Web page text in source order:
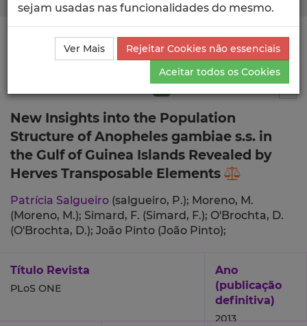
Ciência_Iscte Publicações
Descrição Detalhada da
Publicação
New Insights into the Population
Structure of Anopheles gambiae s.s. in
the Gulf of Guinea Islands Revealed by
Herves Transposable Elements
Patrícia Salgueiro (salgueiro, P.); Moreno, M.
(Moreno, M.); Simard, F. (Simard, F.); O'Brochta, D.
(O'Brochta, D.); João Pinto (João Pinto);
Título Revista
PLoS ONE
Ano
(publicação
definitiva)
2013
sejam usadas nas funcionalidades do mesmo.
Ver Mais
Rejeitar Cookies não essenciais
Aceitar todos os Cookies